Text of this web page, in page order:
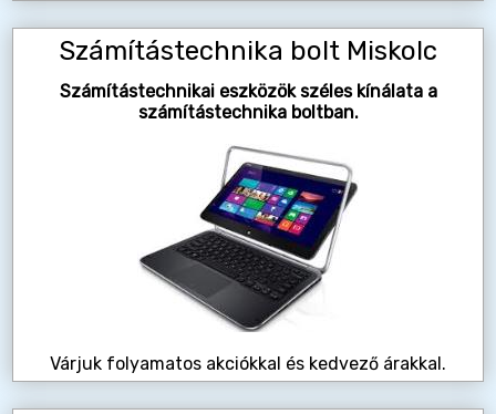
Számítástechnika bolt Miskolc
Számítástechnikai eszközök széles kínálata a
számítástechnika boltban.
Várjuk folyamatos akciókkal és kedvező árakkal.